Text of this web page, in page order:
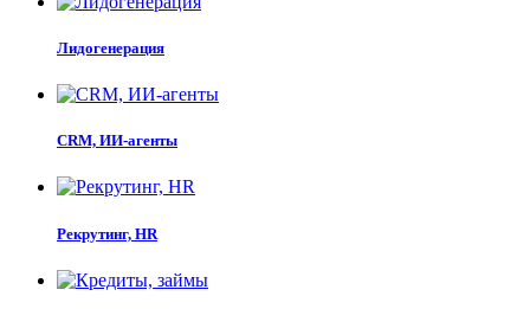
Лидогенерация
CRM, ИИ-агенты
Рекрутинг, HR